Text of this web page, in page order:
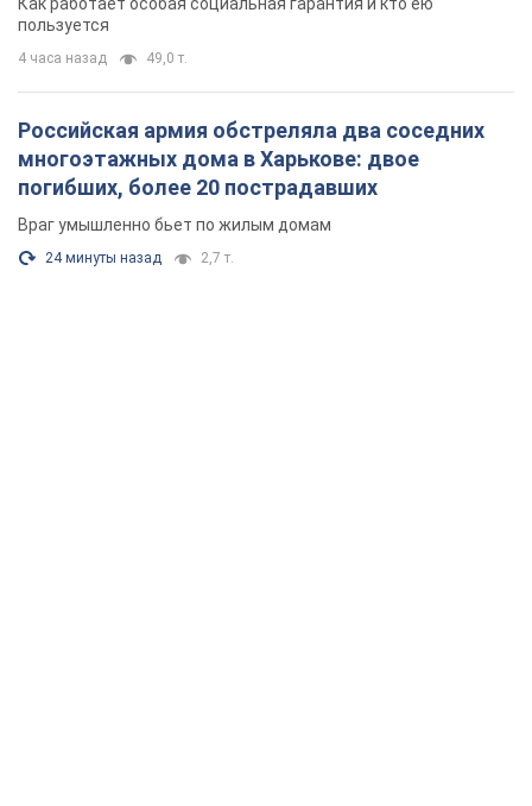
Как работает особая социальная гарантия и кто ею
пользуется
4 часа назад 49,0 т.
Российская армия обстреляла два соседних
многоэтажных дома в Харькове: двое
погибших, более 20 пострадавших
Враг умышленно бьет по жилым домам
24 минуты назад 2,7 т.